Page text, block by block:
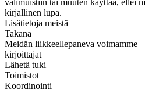
välimuistiin tai muuten käyttää, ellei
kirjallinen lupa.
Lisätietoja meistä
Takana
Meidän liikkeellepaneva voimamme
kirjoittajat
Lähetä tuki
Toimistot
Koordinointi